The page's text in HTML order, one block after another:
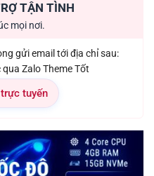
TẬN TÌNH
mọi nơi.
gửi email tới địa chỉ sau:
qua Zalo Theme Tốt
tuyến